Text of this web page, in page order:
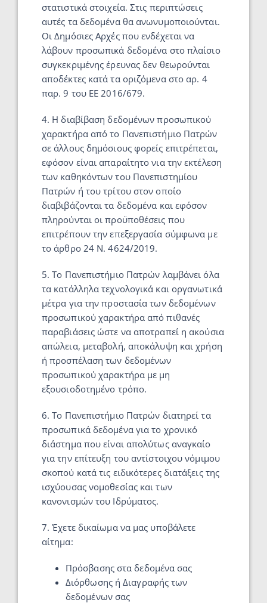
στατιστικά στοιχεία. Στις περιπτώσεις
αυτές τα δεδομένα θα ανωνυμοποιούνται.
Οι Δημόσιες Αρχές που ενδέχεται να
λάβουν προσωπικά δεδομένα στο πλαίσιο
συγκεκριμένης έρευνας δεν θεωρούνται
αποδέκτες κατά τα οριζόμενα στο αρ. 4
παρ. 9 του ΕΕ 2016/679.
4. Η διαβίβαση δεδομένων προσωπικού
χαρακτήρα από το Πανεπιστήμιο Πατρών
σε άλλους δημόσιους φορείς επιτρέπεται,
εφόσον είναι απαραίτητο νια την εκτέλεση
των καθηκόντων του Πανεπιστημίου
Πατρών ή του τρίτου στον οποίο
διαβιβάζονται τα δεδομένα και εφόσον
πληρούνται οι προϋποθέσεις που
επιτρέπουν την επεξεργασία σύμφωνα με
το άρθρο 24 Ν. 4624/2019.
5. Το Πανεπιστήμιο Πατρών λαμβάνει όλα
τα κατάλληλα τεχνολογικά και οργανωτικά
μέτρα για την προστασία των δεδομένων
προσωπικού χαρακτήρα από πιθανές
παραβιάσεις ώστε να αποτραπεί η ακούσια
απώλεια, μεταβολή, αποκάλυψη και χρήση
ή προσπέλαση των δεδομένων
προσωπικού χαρακτήρα με μη
εξουσιοδοτημένο τρόπο.
6. Το Πανεπιστήμιο Πατρών διατηρεί τα
προσωπικά δεδομένα για το χρονικό
διάστημα που είναι απολύτως αναγκαίο
για την επίτευξη του αντίστοιχου νόμιμου
σκοπού κατά τις ειδικότερες διατάξεις της
ισχύουσας νομοθεσίας και των
κανονισμών του Ιδρύματος.
7. Έχετε δικαίωμα να μας υποβάλετε
αίτημα:
Πρόσβασης στα δεδομένα σας
Διόρθωσης ή Διαγραφής των
δεδομένων σας